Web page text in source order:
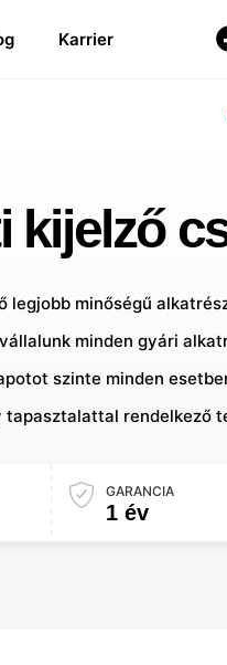
Karrier
kijelző
legjobb minőségű
minden gyári
szinte minden
rendelkező
GARANCIA
1 év